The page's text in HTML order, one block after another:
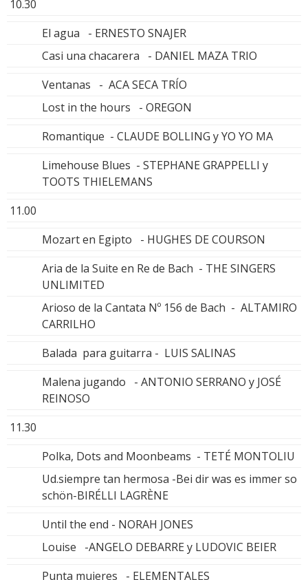
10.30
El agua - ERNESTO SNAJER
Casi una chacarera - DANIEL MAZA TRIO
Ventanas - ACA SECA TRÍO
Lost in the hours - OREGON
Romantique - CLAUDE BOLLING y YO YO MA
Limehouse Blues - STEPHANE GRAPPELLI y
TOOTS THIELEMANS
11.00
Mozart en Egipto - HUGHES DE COURSON
Aria de la Suite en Re de Bach - THE SINGERS
UNLIMITED
Arioso de la Cantata Nº 156 de Bach - ALTAMIRO
CARRILHO
Balada para guitarra - LUIS SALINAS
Malena jugando - ANTONIO SERRANO y JOSÉ
REINOSO
11.30
Polka, Dots and Moonbeams - TETÉ MONTOLIU
Ud.siempre tan hermosa -Bei dir was es immer so
schön-BIRÉLLI LAGRÈNE
Until the end - NORAH JONES
Louise -ANGELO DEBARRE y LUDOVIC BEIER
Punta mujeres - ELEMENTALES